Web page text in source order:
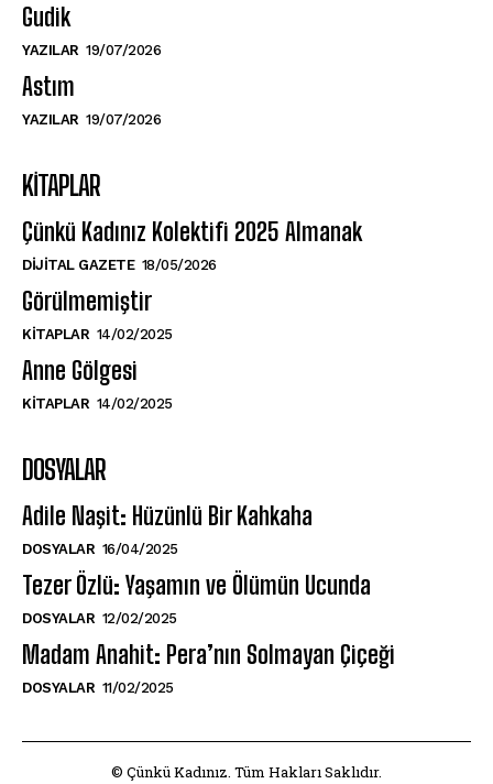
Gudik
YAZILAR 19/07/2026
Astım
YAZILAR 19/07/2026
KITAPLAR
Çünkü Kadınız Kolektifi 2025 Almanak
DIJITAL GAZETE 18/05/2026
Görülmemiştir
KITAPLAR 14/02/2025
Anne Gölgesi
KITAPLAR 14/02/2025
DOSYALAR
Adile Naşit: Hüzünlü Bir Kahkaha
DOSYALAR 16/04/2025
Tezer Özlü: Yaşamın ve Ölümün Ucunda
DOSYALAR 12/02/2025
Madam Anahit: Pera’nın Solmayan Çiçeği
DOSYALAR 11/02/2025
© Çünkü Kadınız. Tüm Hakları Saklıdır.